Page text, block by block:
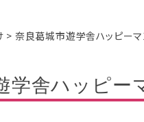
> 奈良葛城市遊学舎ハッピー
学舎ハッピー